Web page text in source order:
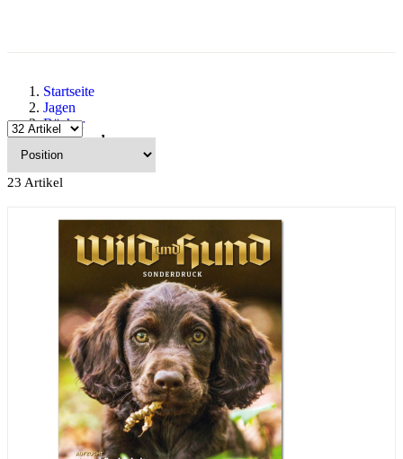
Startseite
Jagen
Bücher
Jagdhunde
23 Artikel